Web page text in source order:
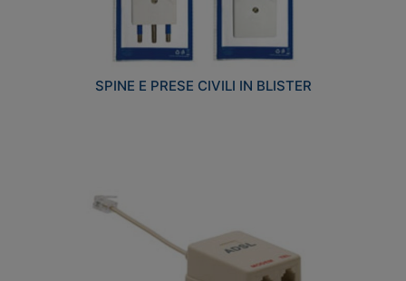
SPINE E PRESE CIVILI IN BLISTER